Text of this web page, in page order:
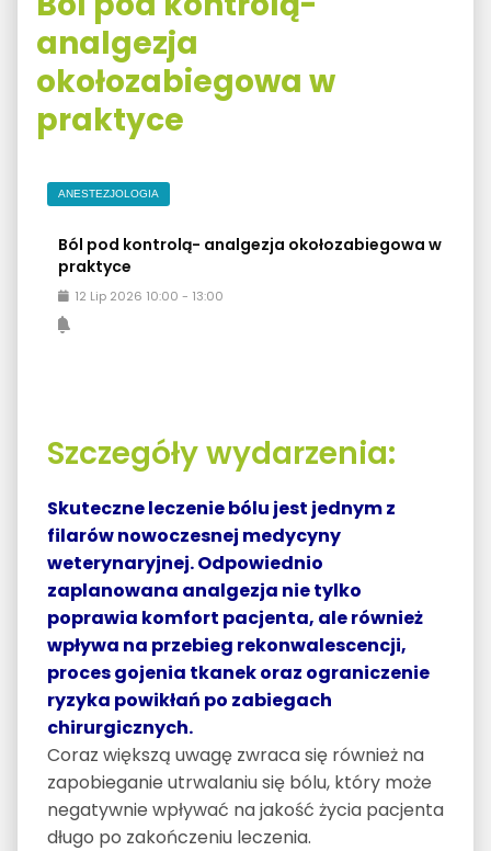
analgezja
okołozabiegowa w
praktyce
ANESTEZJOLOGIA
Ból pod kontrolą- analgezja okołozabiegowa w
praktyce
12 Lip 2026 10:00 - 13:00
Szczegóły wydarzenia:
Skuteczne leczenie bólu jest jednym z
filarów nowoczesnej medycyny
weterynaryjnej. Odpowiednio
zaplanowana analgezja nie tylko
poprawia komfort pacjenta, ale również
wpływa na przebieg rekonwalescencji,
proces gojenia tkanek oraz ograniczenie
ryzyka powikłań po zabiegach
chirurgicznych.
Coraz większą uwagę zwraca się również na
zapobieganie utrwalaniu się bólu, który może
negatywnie wpływać na jakość życia pacjenta
długo po zakończeniu leczenia.